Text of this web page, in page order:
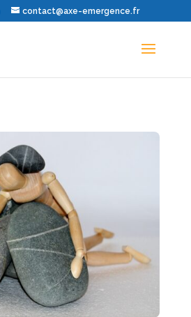
contact@axe-emergence.fr